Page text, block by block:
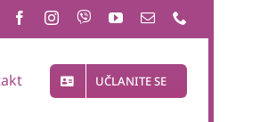
UČLANITE SE